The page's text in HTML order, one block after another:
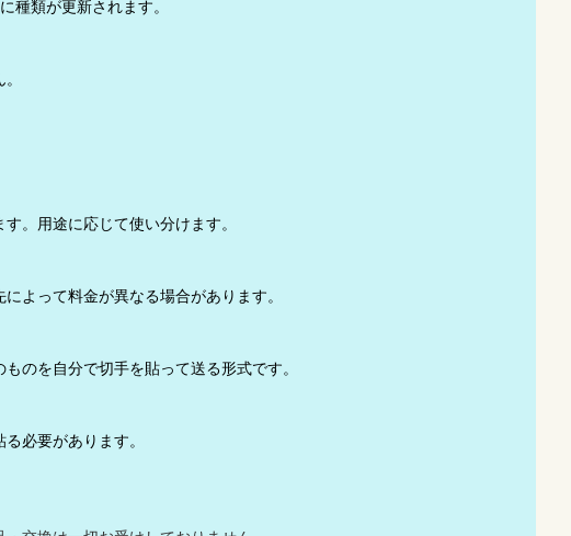
種類が更新されます。
。用途に応じて使い分けます。
よって料金が異なる場合があります。
のを自分で切手を貼って送る形式です。
必要があります。